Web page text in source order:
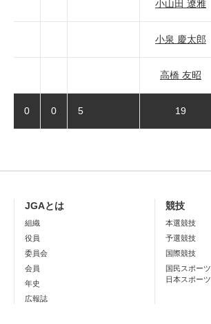
小山田 遼雅
小泉 慶太郎
高橋 友昭
0 0 5 19
JGAとは
組織
役員
委員会
会員
年史
広報誌
競技
本選競技
予選競技
国際競技
国民スポー
日本スポー